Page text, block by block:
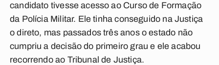
candidato tivesse acesso ao Curso de Formação
da Polícia Militar. Ele tinha conseguido na Justiça
o direto, mas passados três anos o estado não
cumpriu a decisão do primeiro grau e ele acabou
recorrendo ao Tribunal de Justiça.